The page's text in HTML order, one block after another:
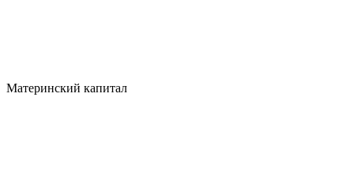
Материнский капитал